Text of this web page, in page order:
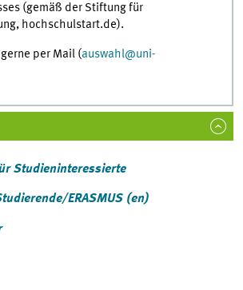
(gemäß der Stiftung für
hochschulstart.de).
per Mail (auswahl@uni-
Studieninteressierte
ERASMUS (en)